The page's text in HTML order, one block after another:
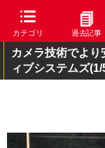
カテゴリ 過去記事
カメラ技術でよ
ィブシステムズ(1/